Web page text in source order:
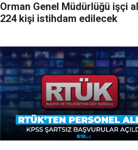
Orman Genel Müdürlüğü işçi
224 kişi istihdam edilecek